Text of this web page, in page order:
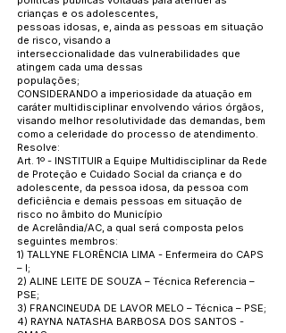
crianças e os adolescentes,
pessoas idosas, e, ainda as pessoas em situação
de risco, visando a
interseccionalidade das vulnerabilidades que
atingem cada uma dessas
populações;
CONSIDERANDO a imperiosidade da atuação em
caráter multidisciplinar envolvendo vários órgãos,
visando melhor resolutividade das demandas, bem
como a celeridade do processo de atendimento.
Resolve:
Art. 1º - INSTITUIR a Equipe Multidisciplinar da Rede
de Proteção e Cuidado Social da criança e do
adolescente, da pessoa idosa, da pessoa com
deficiência e demais pessoas em situação de
risco no âmbito do Município
de Acrelândia/AC, a qual será composta pelos
seguintes membros:
1) TALLYNE FLORÊNCIA LIMA - Enfermeira do CAPS
– I;
2) ALINE LEITE DE SOUZA – Técnica Referencia –
PSE;
3) FRANCINEUDA DE LAVOR MELO – Técnica – PSE;
4) RAYNA NATASHA BARBOSA DOS SANTOS -